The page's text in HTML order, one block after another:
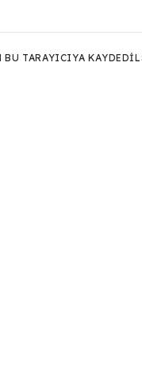
TARAYICIYA